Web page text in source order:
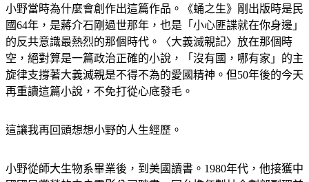
小野當時為什麼會創作出這篇作品。《蛹之生》剛出版時是民
國64年，是蔣介石剛過世那年，也是「小心匪諜就在你身邊」
的反共意識最熱烈的那個時代。〈大義滅親記〉放在那個時
空，絕對算是一篇政治正確的小說，「沒有國，哪有家」的主
旋律支撐著大義滅親是不得不為的愛國精神。但50年後的今天
再重讀這篇小說，不免打從心底發毛。
這讓我再回頭想想小野的人生經歷。
小野從師大生物系畢業後，到美國讀書。1980年代，他接獲中